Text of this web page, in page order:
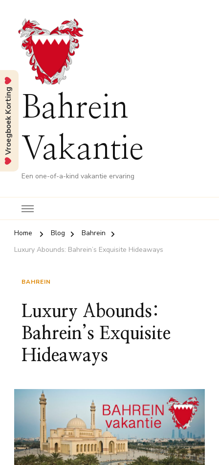
Bahrein
Vakantie
Een one-of-a-kind vakantie ervaring
Home Blog
Bahrein
Luxury Abounds: Bahrein’s Exquisite Hideaways
BAHREIN
Luxury Abounds:
Bahrein’s Exquisite
Hideaways
Vroegboek Korting